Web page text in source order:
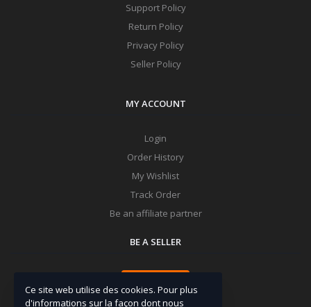
Support Policy
Return Policy
Privacy Policy
Seller Policy
MY ACCOUNT
Login
Order History
My Wishlist
Track Order
Be an affiliate partner
BE A SELLER
Ce site web utilise des cookies. Pour plus
d'informations sur la façon dont nous